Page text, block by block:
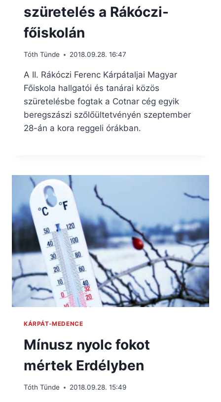
szüretelés a Rákóczi-
főiskolán
Tóth Tünde 2018.09.28. 16:47
A II. Rákóczi Ferenc Kárpátaljai Magyar
Főiskola hallgatói és tanárai közös
szüretelésbe fogtak a Cotnar cég egyik
beregszászi szőlőültetvényén szeptember
28-án a kora reggeli órákban.
KÁRPÁT-MEDENCE
Mínusz nyolc fokot
mértek Erdélyben
Tóth Tünde 2018.09.28. 15:49